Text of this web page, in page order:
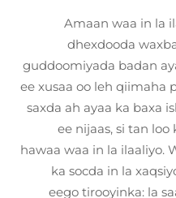
Amaan waa in la
dhexdooda
guddoomiyada badan
ee xusaa oo leh qiimaha
saxda ah ayaa ka baxa
ee nijaas, si tan
hawaa waa in la ilaaliyo.
ka socda in la
eego tirooyinka: la